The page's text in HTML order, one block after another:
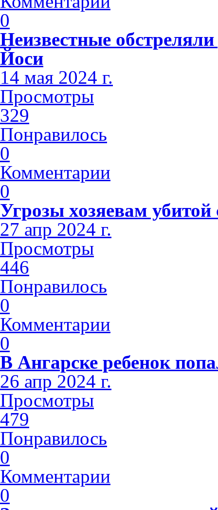
0
Неизвестные
Йоси
14 мая 2024 г.
Просмотры
329
Понравилось
0
Комментарии
0
Угрозы хозяевам
27 апр 2024 г.
Просмотры
446
Понравилось
0
Комментарии
0
В Ангарске ребенок
26 апр 2024 г.
Просмотры
479
Понравилось
0
Комментарии
0